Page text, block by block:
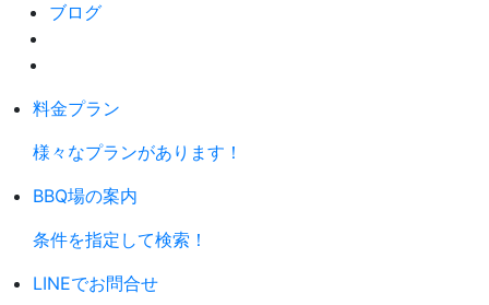
ブログ
料金プラン
様々なプランがあります！
BBQ場の案内
条件を指定して検索！
LINEでお問合せ